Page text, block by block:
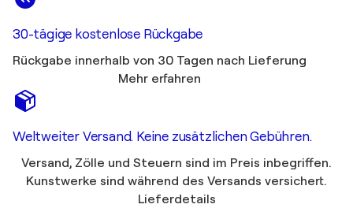
30-tägige kostenlose Rückgabe
Rückgabe innerhalb von 30 Tagen nach Lieferung
Mehr erfahren
Weltweiter Versand. Keine zusätzlichen Gebühren.
Versand, Zölle und Steuern sind im Preis inbegriffen.
Kunstwerke sind während des Versands versichert.
Lieferdetails